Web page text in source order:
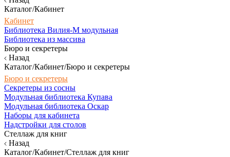
Каталог/Кабинет
Кабинет
Библиотека Вилия-М модульная
Библиотека из массива
Бюро и секретеры
Назад
Каталог/Кабинет/Бюро и секретеры
Бюро и секретеры
Секретеры из сосны
Модульная библиотека Купава
Модульная библиотека Оскар
Наборы для кабинета
Надстройки для столов
Стеллаж для книг
Назад
Каталог/Кабинет/Стеллаж для книг